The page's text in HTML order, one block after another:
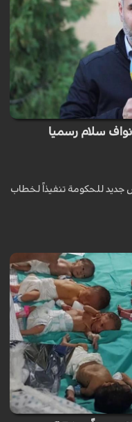
سلام رسميا
جديد للحكومة تنفيذاً لخطاب